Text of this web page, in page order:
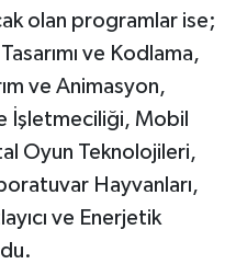
olan programlar ise;
ve Kodlama,
ve Animasyon,
İşletmeciliği, Mobil
Oyun Teknolojileri,
Hayvanları,
ve Enerjetik